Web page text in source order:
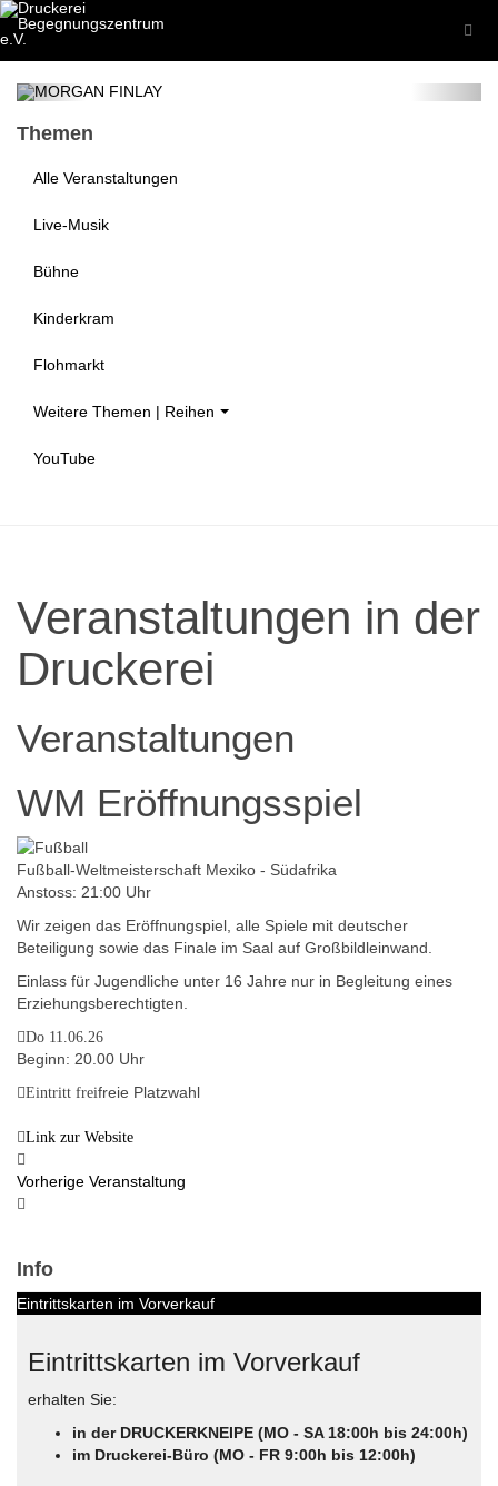
Themen
Alle Veranstaltungen
Live-Musik
Bühne
Kinderkram
Flohmarkt
Weitere Themen | Reihen
YouTube
Veranstaltungen in der
Druckerei
Veranstaltungen
WM Eröffnungsspiel
Fußball-Weltmeisterschaft Mexiko - Südafrika
Anstoss: 21:00 Uhr
Wir zeigen das Eröffnungspiel, alle Spiele mit deutscher
Beteiligung sowie das Finale im Saal auf Großbildleinwand.
Einlass für Jugendliche unter 16 Jahre nur in Begleitung eines
Erziehungsberechtigten.
Do 11.06.26
Beginn: 20.00 Uhr
Eintritt freifreie Platzwahl
Link zur Website
Vorherige Veranstaltung
Info
Eintrittskarten im Vorverkauf
Eintrittskarten im Vorverkauf
erhalten Sie:
in der DRUCKERKNEIPE (MO - SA 18:00h bis 24:00h)
im Druckerei-Büro (MO - FR 9:00h bis 12:00h)